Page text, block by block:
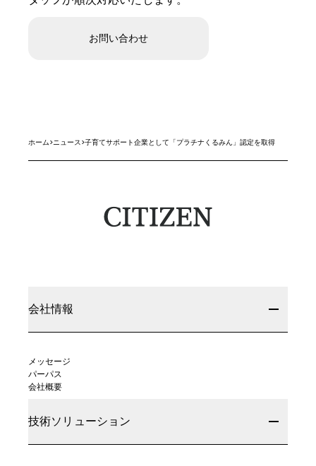
お問い合わせ
ホーム>ニュース>子育てサポート企業として「プラチナくるみん」認定を取得
会社情報
メッセージ
パーパス
会社概要
技術ソリューション